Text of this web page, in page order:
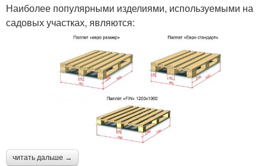
Наиболее популярными изделиями, используемыми на
садовых участках, являются:
читать дальше →